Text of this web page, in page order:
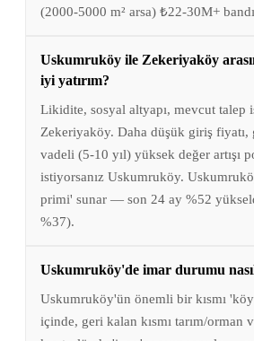
(2000-5000 m² arsa) ₺22-30M+
Uskumruköy ile Zekeriyaköy
iyi yatırım?
Likidite, sosyal altyapı, mevcut talep
Zekeriyaköy. Daha düşük giriş fiyatı,
vadeli (5-10 yıl) yüksek değer artışı
istiyorsanız Uskumruköy.
primi' sunar — son 24 ay %52
%37).
Uskumruköy'de imar durumu
Uskumruköy'ün önemli bir kısmı
içinde, geri kalan kısmı tarım/orman